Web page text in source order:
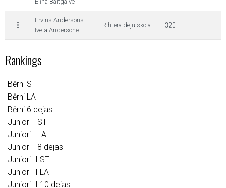
8
Ervins Andersons
Iveta Andersone
Rihtera deju skola 320
Rankings
Bērni ST
Bērni LA
Bērni 6 dejas
Juniori I ST
Juniori I LA
Juniori I 8 dejas
Juniori II ST
Juniori II LA
Juniori II 10 dejas